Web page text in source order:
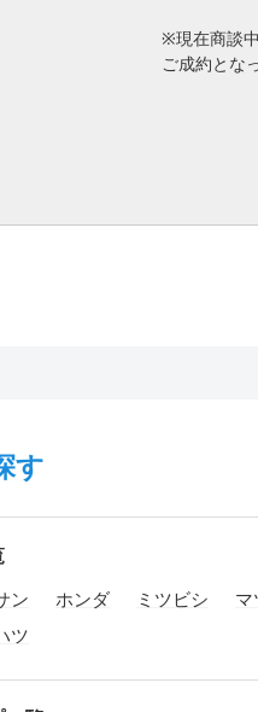
※現在商談
ご成約とな
す
ン ホンダ ミツビシ マ
ツ